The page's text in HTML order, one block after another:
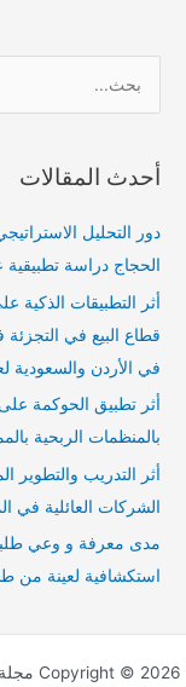
ح
أحدث المقالات
الحجاج دراسة
أثر التطبيقات الذكية
قطاع البيع في
في الأردن والسعودية لعام
أثر تطبيق الحوكمة
بالمنظمات الربحية بالمملكة
أثر التدريب والتطوير
الشركات العائلية في
مدى معرفة و وعي طلبة
استكشافية لعينة من